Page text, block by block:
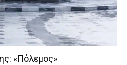
«Πόλεμος»